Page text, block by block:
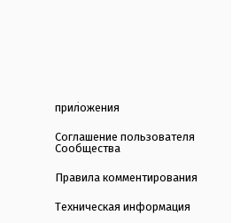
приложения
Соглашение пользователя
Сообщества
Правила комментирования
Техническая информация